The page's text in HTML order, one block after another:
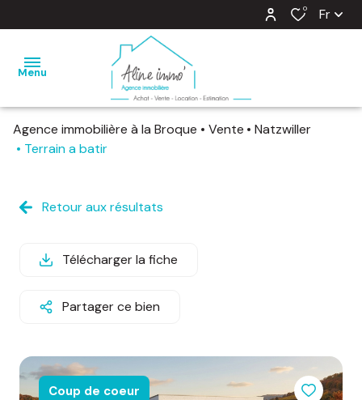
0 Fr
Menu
nos
nos
estimation
agence
barème
d'honoraires
Agence immobilière à la Broque Vente
Natzwiller
Terrain a batir
Retour aux résultats
Télécharger la fiche
Partager ce bien
Coup de coeur